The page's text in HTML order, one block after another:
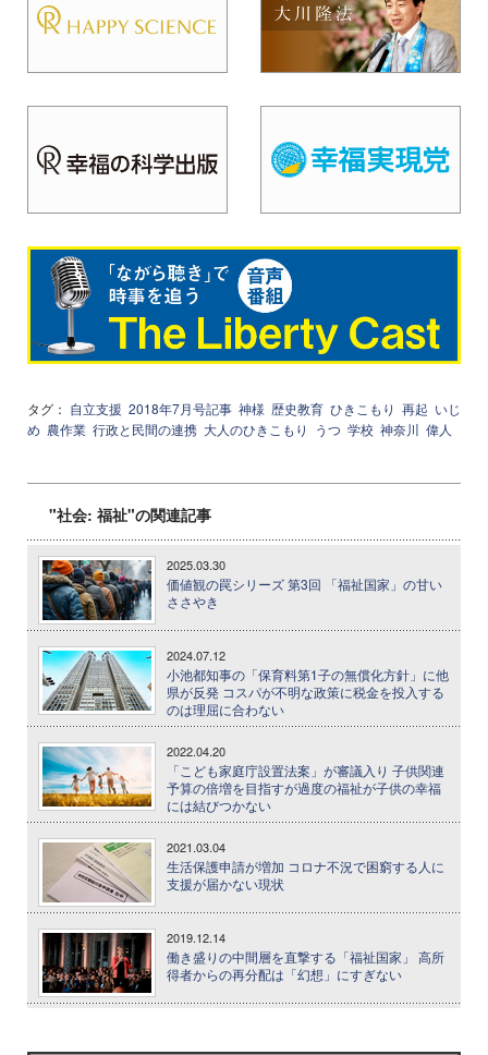
タグ： 自立支援 2018年7月号記事 神様 歴史教育 ひきこもり 再起 いじ
め 農作業 行政と民間の連携 大人のひきこもり うつ 学校 神奈川 偉人
"社会: 福祉"の関連記事
2025.03.30
価値観の罠シリーズ 第3回 「福祉国家」の甘い
ささやき
2024.07.12
小池都知事の「保育料第1子の無償化方針」に他
県が反発 コスパが不明な政策に税金を投入する
のは理屈に合わない
2022.04.20
「こども家庭庁設置法案」が審議入り 子供関連
予算の倍増を目指すが過度の福祉が子供の幸福
には結びつかない
2021.03.04
生活保護申請が増加 コロナ不況で困窮する人に
支援が届かない現状
2019.12.14
働き盛りの中間層を直撃する「福祉国家」 高所
得者からの再分配は「幻想」にすぎない